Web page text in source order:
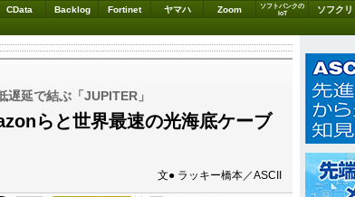
CData Backlog Fortinet ヤマハ Zoom
ソフトバンクの
IoT
ソフクリ
延で結ぶ「JUPITER」
らと世界最速の光海底ケーブ
文● ラッキー橋本／ASCII